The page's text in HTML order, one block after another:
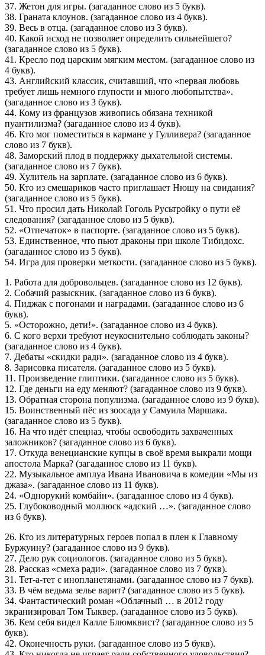
37. Жетон для игры. (загаданное слово из 5 букв).
38. Граната клоунов. (загаданное слово из 4 букв).
39. Весь в отца. (загаданное слово из 3 букв).
40. Какой исход не позволяет определить сильнейшего?
(загаданное слово из 5 букв).
41. Кресло под царским мягким местом. (загаданное слово из
4 букв).
43. Английский классик, считавший, что «первая любовь
требует лишь немного глупости и много любопытства».
(загаданное слово из 3 букв).
44. Кому из французов живопись обязана техникой
пуантилизма? (загаданное слово из 4 букв).
46. Кто мог поместиться в кармане у Гулливера? (загаданное
слово из 7 букв).
48. Заморский плод в поддержку дыхательной системы.
(загаданное слово из 7 букв).
49. Хулитель на зарплате. (загаданное слово из 6 букв).
50. Кто из смешариков часто приглашает Нюшу на свидания?
(загаданное слово из 5 букв).
51. Что просил дать Николай Гоголь Русьтройку о пути её
следования? (загаданное слово из 5 букв).
52. «Отпечаток» в паспорте. (загаданное слово из 5 букв).
53. Единственное, что пьют драконы при школе Тибидохс.
(загаданное слово из 5 букв).
54. Игра для проверки меткости. (загаданное слово из 5 букв).
1. Работа для добровольцев. (загаданное слово из 12 букв).
2. Собачий разыскник. (загаданное слово из 6 букв).
4. Пиджак с погонами и наградами. (загаданное слово из 6
букв).
5. «Осторожно, дети!». (загаданное слово из 4 букв).
6. С кого верхи требуют неукоснительно соблюдать законы?
(загаданное слово из 4 букв).
7. Дебаты «скидки ради». (загаданное слово из 4 букв).
8. Зарисовка писателя. (загаданное слово из 5 букв).
11. Произведение глиптики. (загаданное слово из 5 букв).
12. Где деньги на еду меняют? (загаданное слово из 9 букв).
13. Обратная сторона популизма. (загаданное слово из 9 букв).
15. Воинственный пёс из зоосада у Самуила Маршака.
(загаданное слово из 5 букв).
16. На что идёт спецназ, чтобы освободить захваченных
заложников? (загаданное слово из 6 букв).
17. Откуда венецианские купцы в своё время выкрали мощи
апостола Марка? (загаданное слово из 11 букв).
22. Музыкальное амплуа Ивана Ивановича в комедии «Мы из
джаза». (загаданное слово из 11 букв).
24. «Однорукий комбайн». (загаданное слово из 4 букв).
25. Глубоководный моллюск «адский …». (загаданное слово
из 6 букв).
26. Кто из литературных героев попал в плен к Главному
Буржуину? (загаданное слово из 9 букв).
27. Дело рук социологов. (загаданное слово из 5 букв).
28. Рассказ «смеха ради». (загаданное слово из 7 букв).
31. Тет-а-тет с инопланетянами. (загаданное слово из 7 букв).
33. В чём ведьма зелье варит? (загаданное слово из 5 букв).
34. Фантастический роман «Облачный … в 2012 году
экранизировал Том Тыквер. (загаданное слово из 5 букв).
36. Кем себя видел Калле Блюмквист? (загаданное слово из 5
букв).
42. Оконечность руки. (загаданное слово из 5 букв).